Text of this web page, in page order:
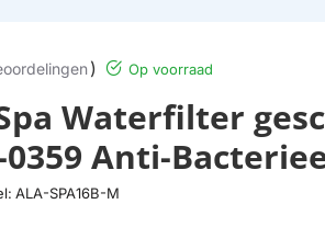
Waterfilter
0359 Anti-
ALA-SPA16B-M
) Op voorraad